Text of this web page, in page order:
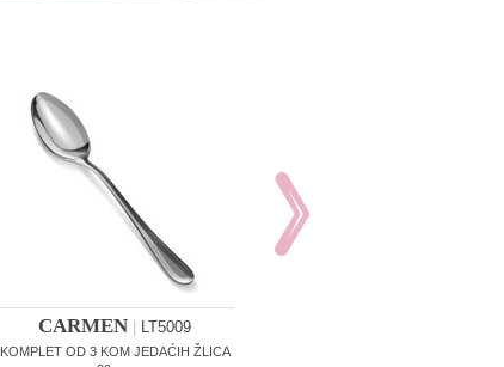
CARMEN LT5009
KOMPLET OD 3 KOM JEDAĆIH ŽLICA